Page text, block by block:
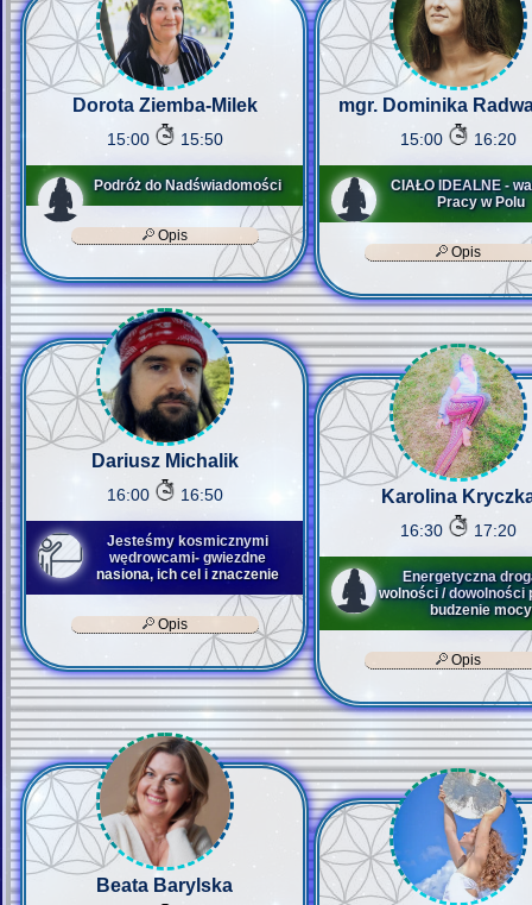
Dorota Ziemba-Milek
15:00 15:50
Podróż do Nadświadomości
Opis
mgr. Dominika
15:00 16:20
CIAŁO IDEALNE -
Pracy w Polu
Opis
Dariusz Michalik
16:00 16:50
Jesteśmy kosmicznymi
wędrowcami- gwiezdne
nasiona, ich cel i znaczenie
Opis
Karolina
16:30 17:20
Energetyczna
wolności / dowolności
budzenie mocy
Opis
Beata Barylska